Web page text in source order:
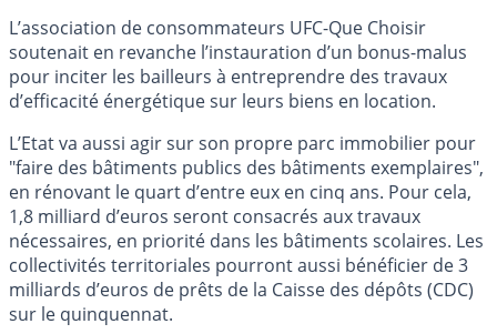
L’association de consommateurs UFC-Que Choisir
soutenait en revanche l’instauration d’un bonus-malus
pour inciter les bailleurs à entreprendre des travaux
d’efficacité énergétique sur leurs biens en location.
L’Etat va aussi agir sur son propre parc immobilier pour
"faire des bâtiments publics des bâtiments exemplaires",
en rénovant le quart d’entre eux en cinq ans. Pour cela,
1,8 milliard d’euros seront consacrés aux travaux
nécessaires, en priorité dans les bâtiments scolaires. Les
collectivités territoriales pourront aussi bénéficier de 3
milliards d’euros de prêts de la Caisse des dépôts (CDC)
sur le quinquennat.